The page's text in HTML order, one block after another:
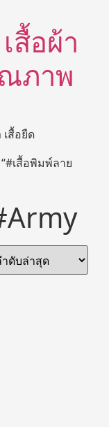
สื้อผ้า
ภาพ
สื้อยืด
เสื้อพิมพ์ลาย